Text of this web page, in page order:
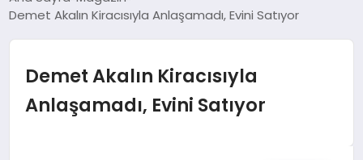
DÜNYA
Demet Akalın Kiracısıyla Anlaşamadı, Evini Satıyor
Demet Akalın Kiracısıyla
Anlaşamadı, Evini Satıyor